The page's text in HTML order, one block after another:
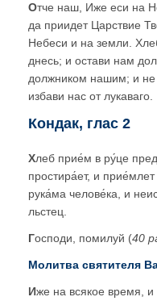
Отче наш, Иже еси на
да приидет Царствие
Небеси и на земли.
днесь; и остави нам
должником нашим; и не
избави нас от лукаваго.
Кондак, глас 2
Хлеб прие́м в ру́це
простира́ет, и
рука́ма челове́ка, и
льстец.
Господи, помилуй (40
Молитва святителя
Иже на всякое время,